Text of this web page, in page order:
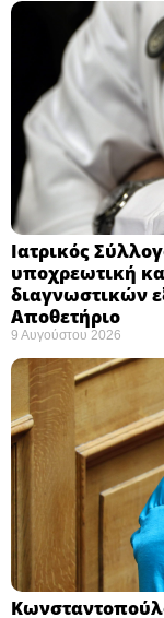
Ιατρικός
υποχρεωτική
διαγνωστικών
Αποθετήριο ​
9 Αυγούστου 2026